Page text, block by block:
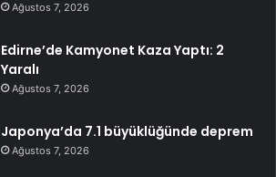
Ağustos 7, 2026
Edirne’de Kamyonet Kaza Yaptı: 2
Yaralı
Ağustos 7, 2026
Japonya’da 7.1 büyüklüğünde deprem
Ağustos 7, 2026